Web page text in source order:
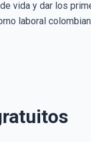
vida y dar los
laboral